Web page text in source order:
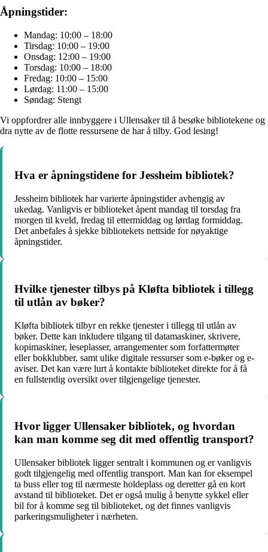
Åpningstider:
Mandag: 10:00 – 18:00
Tirsdag: 10:00 – 19:00
Onsdag: 12:00 – 19:00
Torsdag: 10:00 – 18:00
Fredag: 10:00 – 15:00
Lørdag: 11:00 – 15:00
Søndag: Stengt
Vi oppfordrer alle innbyggere i Ullensaker til å besøke bibliotekene og
dra nytte av de flotte ressursene de har å tilby. God lesing!
Hva er åpningstidene for Jessheim bibliotek?
Jessheim bibliotek har varierte åpningstider avhengig av
ukedag. Vanligvis er biblioteket åpent mandag til torsdag fra
morgen til kveld, fredag til ettermiddag og lørdag formiddag.
Det anbefales å sjekke bibliotekets nettside for nøyaktige
åpningstider.
Hvilke tjenester tilbys på Kløfta bibliotek i tillegg
til utlån av bøker?
Kløfta bibliotek tilbyr en rekke tjenester i tillegg til utlån av
bøker. Dette kan inkludere tilgang til datamaskiner, skrivere,
kopimaskiner, leseplasser, arrangementer som forfattermøter
eller bokklubber, samt ulike digitale ressurser som e-bøker og e-
aviser. Det kan være lurt å kontakte biblioteket direkte for å få
en fullstendig oversikt over tilgjengelige tjenester.
Hvor ligger Ullensaker bibliotek, og hvordan
kan man komme seg dit med offentlig transport?
Ullensaker bibliotek ligger sentralt i kommunen og er vanligvis
godt tilgjengelig med offentlig transport. Man kan for eksempel
ta buss eller tog til nærmeste holdeplass og deretter gå en kort
avstand til biblioteket. Det er også mulig å benytte sykkel eller
bil for å komme seg til biblioteket, og det finnes vanligvis
parkeringsmuligheter i nærheten.